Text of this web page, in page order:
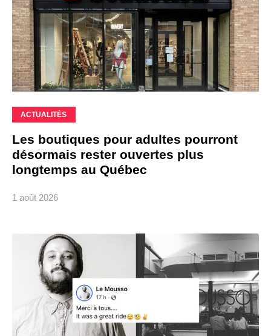
ACTUALITÉS
Les boutiques pour adultes pourront
désormais rester ouvertes plus
longtemps au Québec
1 août 2026